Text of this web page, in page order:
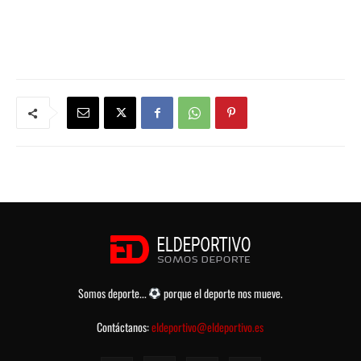
Somos deporte...
porque el deporte nos mueve.
Contáctanos:eldeportivo@eldeportivo.es